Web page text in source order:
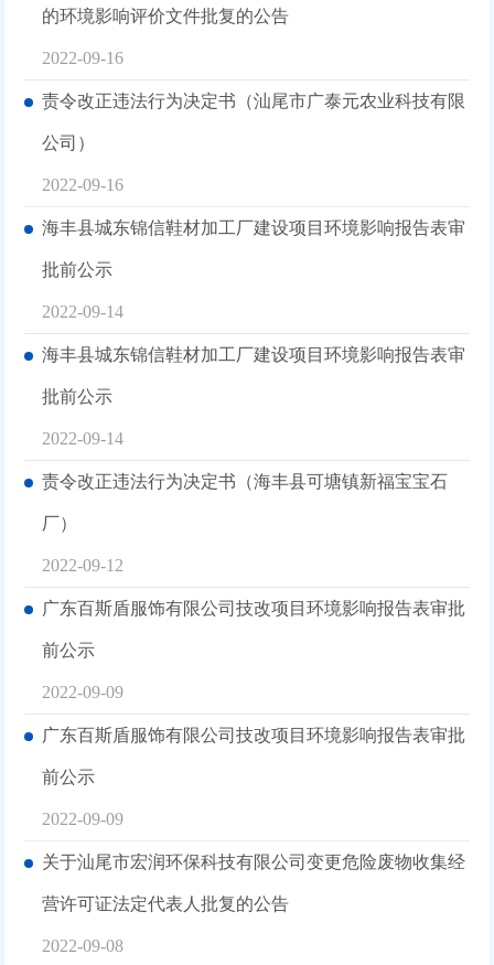
的环境影响评价文件批复的公告
2022-09-16
责令改正违法行为决定书（汕尾市广泰元农业科技有限
公司）
2022-09-16
海丰县城东锦信鞋材加工厂建设项目环境影响报告表审
批前公示
2022-09-14
海丰县城东锦信鞋材加工厂建设项目环境影响报告表审
批前公示
2022-09-14
责令改正违法行为决定书（海丰县可塘镇新福宝宝石
厂）
2022-09-12
广东百斯盾服饰有限公司技改项目环境影响报告表审批
前公示
2022-09-09
广东百斯盾服饰有限公司技改项目环境影响报告表审批
前公示
2022-09-09
关于汕尾市宏润环保科技有限公司变更危险废物收集经
营许可证法定代表人批复的公告
2022-09-08